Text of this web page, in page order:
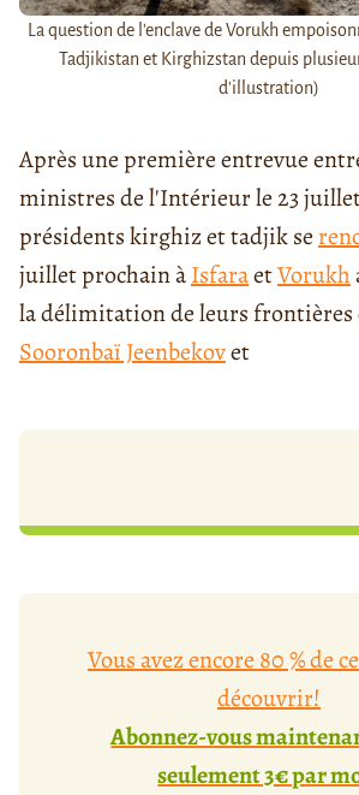
La question de l'enclave de Vorukh
Tadjikistan et Kirghizstan depuis
d'illustration)
Après une première entrevue
ministres de l'Intérieur le 23
présidents kirghiz et tadjik se
juillet prochain àIsfaraetVorukh
la délimitation de leurs frontières
Sooronbaï Jeenbekovet
Vous avez encore 80 % de
découvrir!
Abonnez-vous
seulement 3€ par